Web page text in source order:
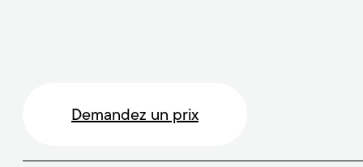
Demandez un prix